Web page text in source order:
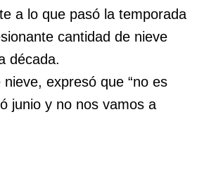
a lo que pasó la temporada
cantidad de nieve
década.
expresó que “no es
junio y no nos vamos a